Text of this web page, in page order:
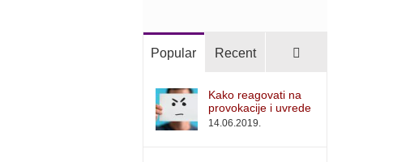
Popular Recent
Kako reagovati na
provokacije i uvrede
14.06.2019.